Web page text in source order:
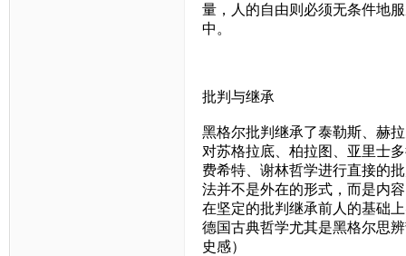
量，人的自由则必须无条件地
中。
批判与继承
黑格尔批判继承了泰勒斯、赫
对苏格拉底、柏拉图、亚里士
费希特、谢林哲学进行直接的
法并不是外在的形式，而是内
在坚定的批判继承前人的基础
德国古典哲学尤其是黑格尔思
史感）